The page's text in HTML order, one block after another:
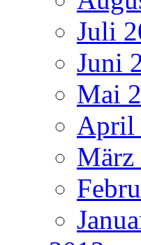
Juli
Juni
Mai
April
März